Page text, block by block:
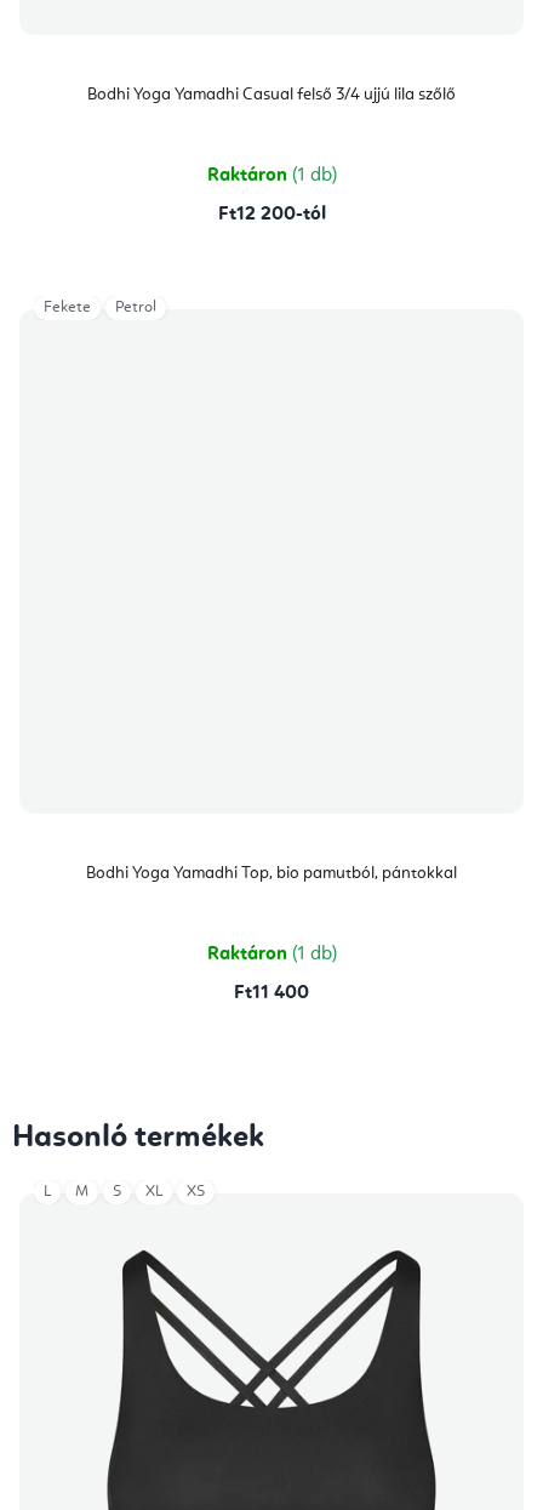
Bodhi Yoga Yamadhi Casual felső 3/4 ujjú lila szőlő
Raktáron (1 db)
Ft12 200-tól
Bodhi Yoga Yamadhi Top, bio pamutból, pántokkal
Raktáron (1 db)
Ft11 400
Fekete Petrol
Hasonló termékek
L M S XL XS